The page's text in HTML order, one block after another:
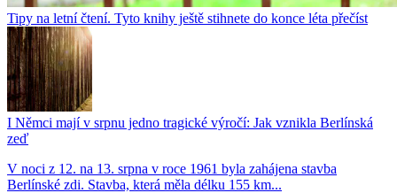
Tipy na letní čtení. Tyto knihy ještě stihnete do konce léta přečíst
I Němci mají v srpnu jedno tragické výročí: Jak vznikla Berlínská
zeď
V noci z 12. na 13. srpna v roce 1961 byla zahájena stavba
Berlínské zdi. Stavba, která měla délku 155 km...